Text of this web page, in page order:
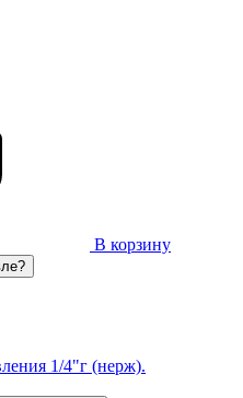
В корзину
1/4"г (нерж).